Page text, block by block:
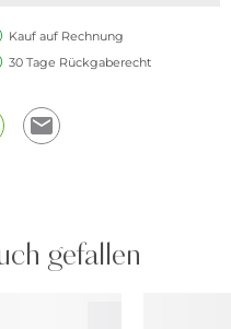
Kauf auf Rechnung
30 Tage Rückgaberecht
gefallen